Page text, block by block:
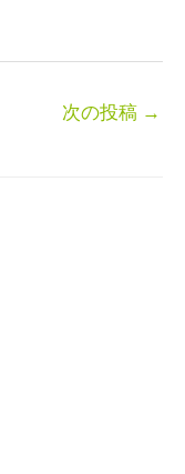
次の投稿 →